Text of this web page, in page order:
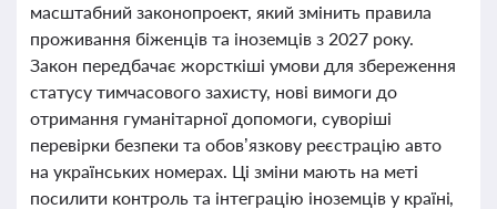
масштабний законопроект, який змінить правила
проживання біженців та іноземців з 2027 року.
Закон передбачає жорсткіші умови для збереження
статусу тимчасового захисту, нові вимоги до
отримання гуманітарної допомоги, суворіші
перевірки безпеки та обов’язкову реєстрацію авто
на українських номерах. Ці зміни мають на меті
посилити контроль та інтеграцію іноземців у країні,